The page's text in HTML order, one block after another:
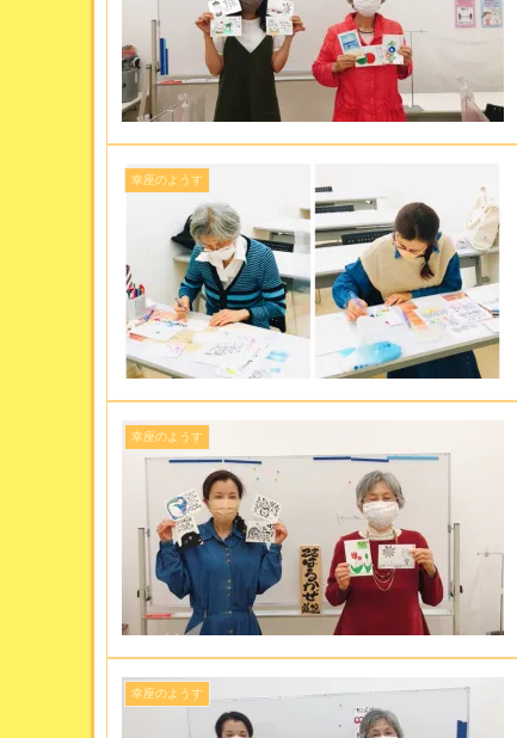
幸座のようす
幸座のようす
幸座のようす